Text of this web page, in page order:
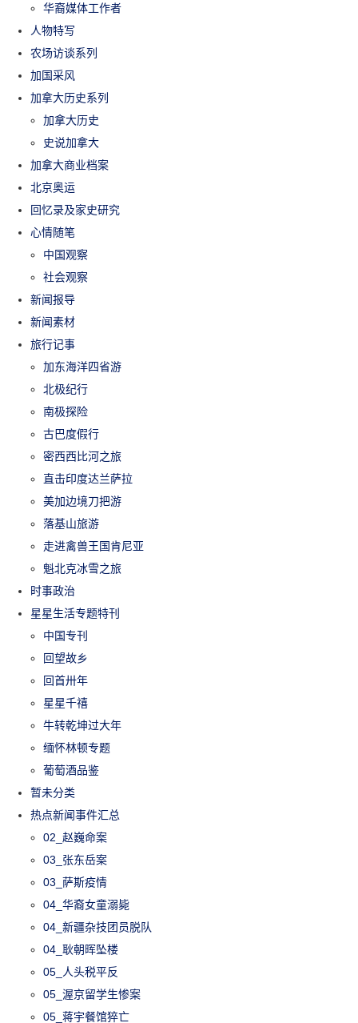
华裔媒体工作者
人物特写
农场访谈系列
加国采风
加拿大历史系列
加拿大历史
史说加拿大
加拿大商业档案
北京奥运
回忆录及家史研究
心情随笔
中国观察
社会观察
新闻报导
新闻素材
旅行记事
加东海洋四省游
北极纪行
南极探险
古巴度假行
密西西比河之旅
直击印度达兰萨拉
美加边境刀把游
落基山旅游
走进禽兽王国肯尼亚
魁北克冰雪之旅
时事政治
星星生活专题特刊
中国专刊
回望故乡
回首卅年
星星千禧
牛转乾坤过大年
缅怀林顿专题
葡萄酒品鉴
暂未分类
热点新闻事件汇总
02_赵巍命案
03_张东岳案
03_萨斯疫情
04_华裔女童溺毙
04_新疆杂技团员脱队
04_耿朝晖坠楼
05_人头税平反
05_渥京留学生惨案
05_蒋宇餐馆猝亡